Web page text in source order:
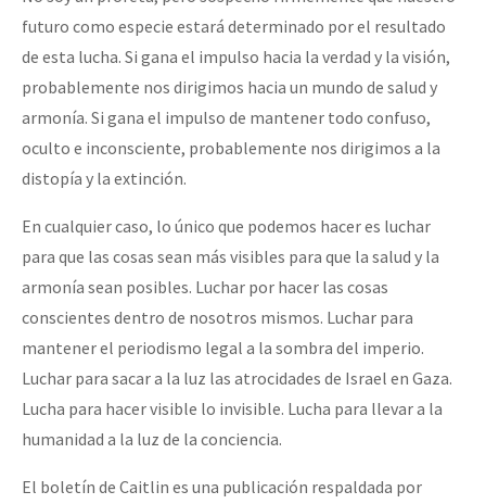
futuro como especie estará determinado por el resultado
de esta lucha. Si gana el impulso hacia la verdad y la visión,
probablemente nos dirigimos hacia un mundo de salud y
armonía. Si gana el impulso de mantener todo confuso,
oculto e inconsciente, probablemente nos dirigimos a la
distopía y la extinción.
En cualquier caso, lo único que podemos hacer es luchar
para que las cosas sean más visibles para que la salud y la
armonía sean posibles. Luchar por hacer las cosas
conscientes dentro de nosotros mismos. Luchar para
mantener el periodismo legal a la sombra del imperio.
Luchar para sacar a la luz las atrocidades de Israel en Gaza.
Lucha para hacer visible lo invisible. Lucha para llevar a la
humanidad a la luz de la conciencia.
El boletín de Caitlin es una publicación respaldada por